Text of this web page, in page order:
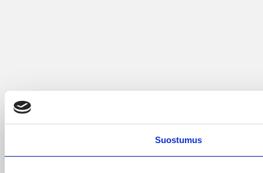
Suostumus